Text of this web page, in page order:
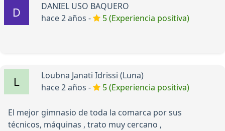
DANIEL USO BAQUERO
hace 2 años -
5 (Experiencia positiva)
Loubna Janati Idrissi (Luna)
hace 2 años -
5 (Experiencia positiva)
El mejor gimnasio de toda la comarca por sus
técnicos, máquinas , trato muy cercano ,